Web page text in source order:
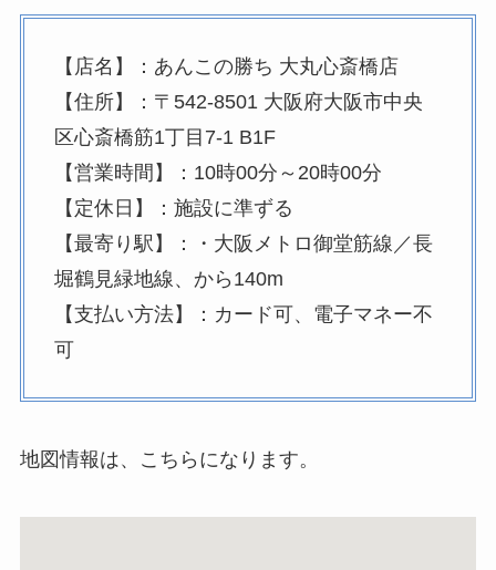
【店名】：あんこの勝ち 大丸心斎橋店
【住所】：〒542-8501 大阪府大阪市中央
区心斎橋筋1丁目7-1 B1F
【営業時間】：10時00分～20時00分
【定休日】：施設に準ずる
【最寄り駅】：・大阪メトロ御堂筋線／長
堀鶴見緑地線、から140m
【支払い方法】：カード可、電子マネー不
可
地図情報は、こちらになります。